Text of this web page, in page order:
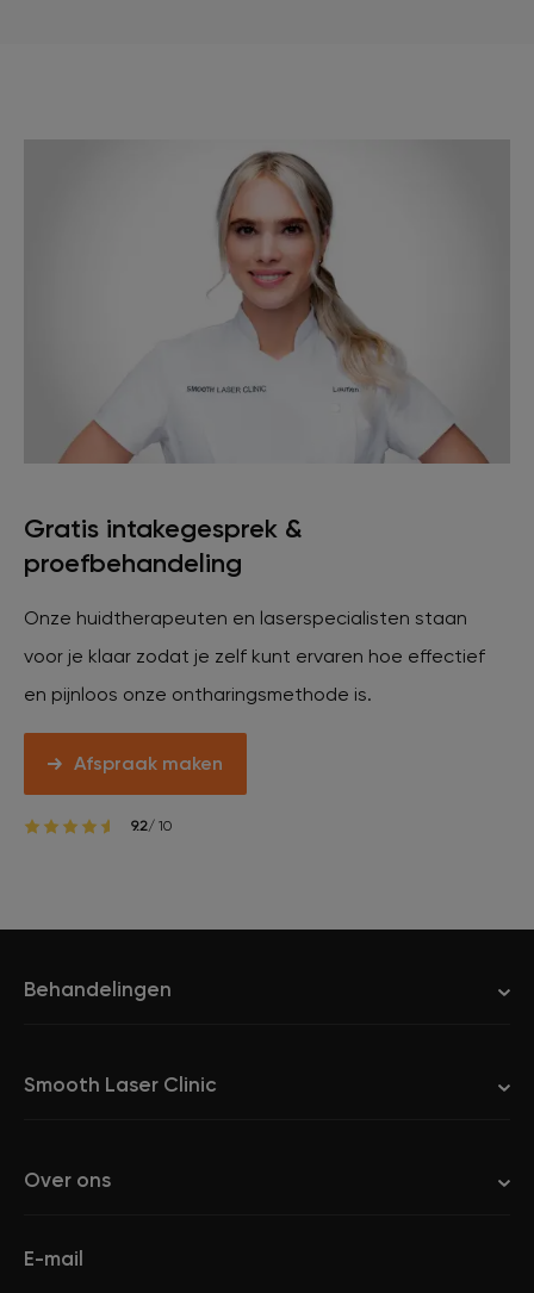
Gratis intakegesprek &
proefbehandeling
Onze huidtherapeuten en laserspecialisten staan
voor je klaar zodat je zelf kunt ervaren hoe effectief
en pijnloos onze ontharingsmethode is.
Afspraak maken
9.2/ 10
Behandelingen
Smooth Laser Clinic
Over ons
E-mail
Vacatures